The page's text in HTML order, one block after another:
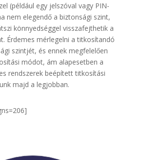
(például egy jelszóval vagy PIN-
nem elegendő a biztonsági szint,
könnyedséggel visszafejthetik a
Érdemes mérlegelni a titkosítandó
szintjét, és ennek megfelelően
módot, ám alapesetben a
rendszerek beépített titkosítási
majd a legjobban.